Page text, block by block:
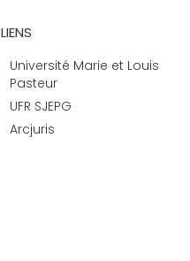
LIENS
Université Marie et Louis
Pasteur
UFR SJEPG
Arcjuris